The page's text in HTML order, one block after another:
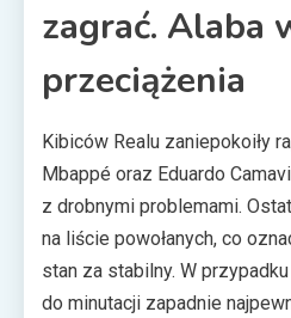
zagrać. Alaba
przeciążenia
Kibiców Realu zaniepokoiły
Mbappé oraz Eduardo
z drobnymi problemami.
na liście powołanych, co
stan za stabilny. W
do minutacji zapadnie